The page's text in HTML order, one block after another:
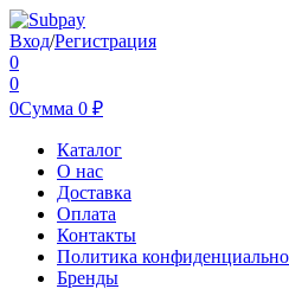
Вход/Регистрация
0
0
0Сумма 0 ₽
Каталог
О нас
Доставка
Оплата
Контакты
Политика
Бренды